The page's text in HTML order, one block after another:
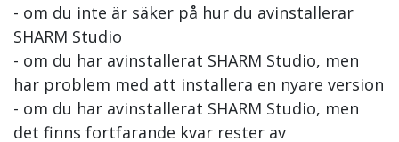
- om du inte är säker på hur du avinstallerar
SHARM Studio
- om du har avinstallerat SHARM Studio, men
har problem med att installera en nyare version
- om du har avinstallerat SHARM Studio, men
det finns fortfarande kvar rester av